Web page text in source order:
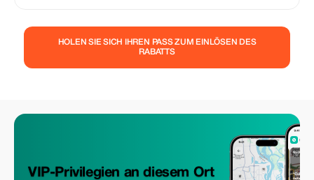
HOLEN SIE SICH IHREN PASS ZUM EINLÖSEN DES
RABATTS
VIP-Privilegien an diesem Ort